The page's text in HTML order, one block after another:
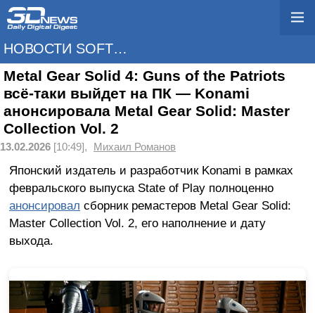
НОВОСТИ SOFTWARE
Metal Gear Solid 4: Guns of the Patriots
всё-таки выйдет на ПК — Konami
анонсировала Metal Gear Solid: Master
Collection Vol. 2
13.02.2026 [10:49], Михаил Романов
Японский издатель и разработчик Konami в рамках
февральского выпуска State of Play полноценно
анонсировал сборник ремастеров Metal Gear Solid:
Master Collection Vol. 2, его наполнение и дату
выхода.